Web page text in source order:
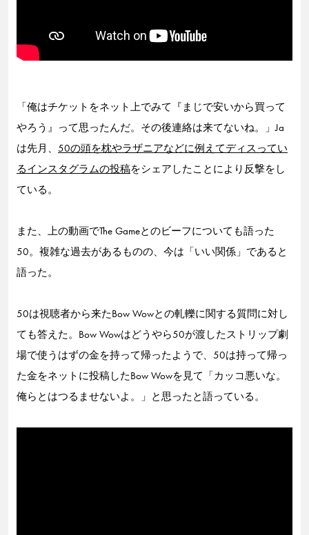
「俺はチケットをネット上でみて『まじで安いから買って
やろう』って思ったんだ。その後連絡は来てないね。」Ja
は先月、 50の頭を枕やラザニアなどに例えてディスってい
るインスタグラムの投稿をシェアしたことにより反撃をし
ている。
また、上の動画でThe Gameとのビーフについても語った
50。複雑な過去があるものの、今は「いい関係」であると
語った。
50は視聴者から来たBow Wowとの軋轢に関する質問に対し
ても答えた。Bow Wowはどうやら50が渡したストリップ劇
場で使うはずの金を持って帰ったようで、50は持って帰っ
た金をネットに投稿したBow Wowを見て「カッコ悪いな。
俺らとはつるませないよ。」と思ったと語っている。